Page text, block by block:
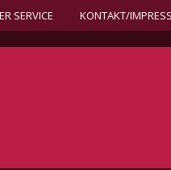
SERVICE KONTAKT/